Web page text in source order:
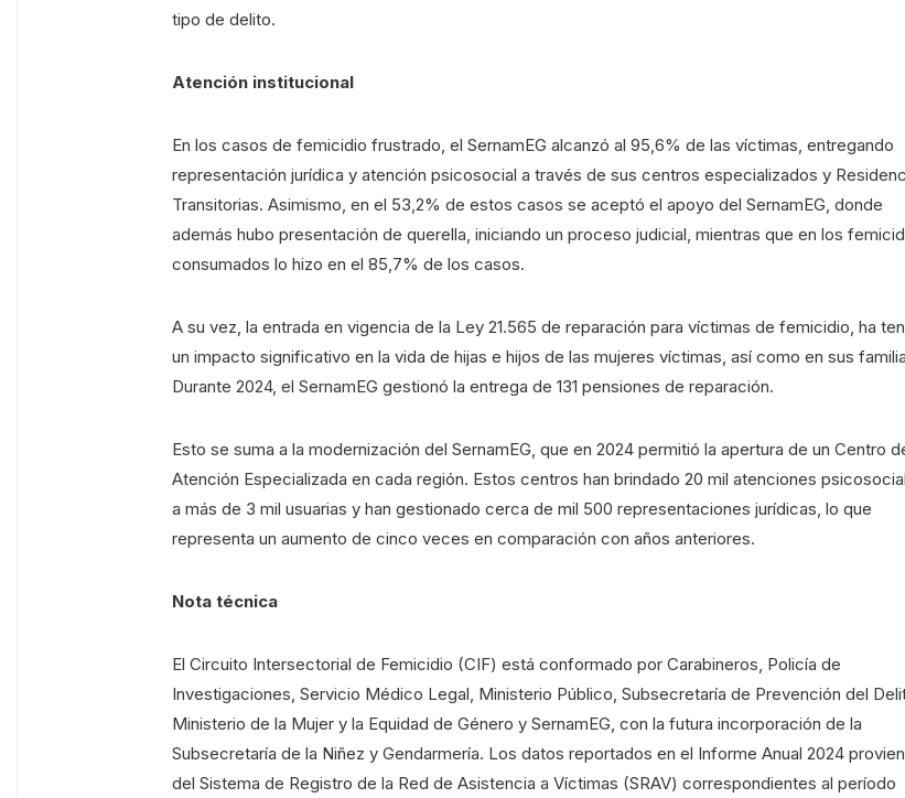
tipo de delito.
Atención institucional
En los casos de femicidio frustrado, el SernamEG alcanzó al 95,6% de las víctimas, entregando
representación jurídica y atención psicosocial a través de sus centros especializados y
Transitorias. Asimismo, en el 53,2% de estos casos se aceptó el apoyo del SernamEG, donde
además hubo presentación de querella, iniciando un proceso judicial, mientras que en los
consumados lo hizo en el 85,7% de los casos.
A su vez, la entrada en vigencia de la Ley 21.565 de reparación para víctimas de femicidio, ha
un impacto significativo en la vida de hijas e hijos de las mujeres víctimas, así como en sus
Durante 2024, el SernamEG gestionó la entrega de 131 pensiones de reparación.
Esto se suma a la modernización del SernamEG, que en 2024 permitió la apertura de un Centro
Atención Especializada en cada región. Estos centros han brindado 20 mil atenciones
a más de 3 mil usuarias y han gestionado cerca de mil 500 representaciones jurídicas, lo que
representa un aumento de cinco veces en comparación con años anteriores.
Nota técnica
El Circuito Intersectorial de Femicidio (CIF) está conformado por Carabineros, Policía de
Investigaciones, Servicio Médico Legal, Ministerio Público, Subsecretaría de Prevención del
Ministerio de la Mujer y la Equidad de Género y SernamEG, con la futura incorporación de la
Subsecretaría de la Niñez y Gendarmería. Los datos reportados en el Informe Anual 2024
del Sistema de Registro de la Red de Asistencia a Víctimas (SRAV) correspondientes al período